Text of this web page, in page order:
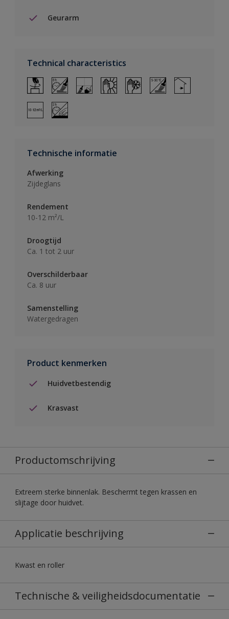
Geurarm
Technical characteristics
Technische informatie
Afwerking
Zijdeglans
Rendement
10-12 m²/L
Droogtijd
Ca. 1 tot 2 uur
Overschilderbaar
Ca. 8 uur
Samenstelling
Watergedragen
Product kenmerken
Huidvetbestendig
Krasvast
Productomschrijving
Extreem sterke binnenlak. Beschermt tegen krassen en
slijtage door huidvet.
Applicatie beschrijving
Kwast en roller
Technische & veiligheidsdocumentatie